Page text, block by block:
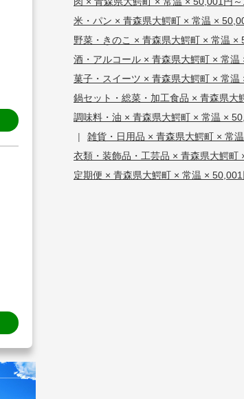
米・パン × 青森県大鰐町 × 常温 ×
野菜・きのこ × 青森県大鰐町 × 常温 ×
酒・アルコール × 青森県大鰐町 × 常
菓子・スイーツ × 青森県大鰐町 × 常
鍋セット・総菜・加工食品 × 青森県
調味料・油 × 青森県大鰐町 × 常温 ×
|
雑貨・日用品 × 青森県大鰐町 × 常
衣類・装飾品・工芸品 × 青森県大鰐町
定期便 × 青森県大鰐町 × 常温 ×